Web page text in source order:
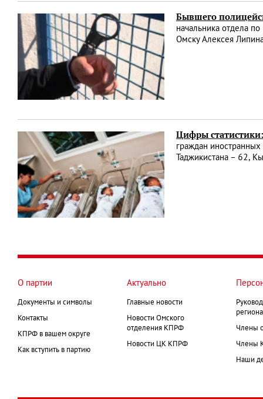
Бывшего
начальника отдела
Омску Алексея
Цифры
граждан
Таджикистана – 62,
О партии
Документы и символы
Контакты
КПРФ в вашем округе
Как вступить в партию
Актуально
Главные новости
Новости Омского
отделения КПРФ
Новости ЦК КПРФ
Члены
Члены
Наши